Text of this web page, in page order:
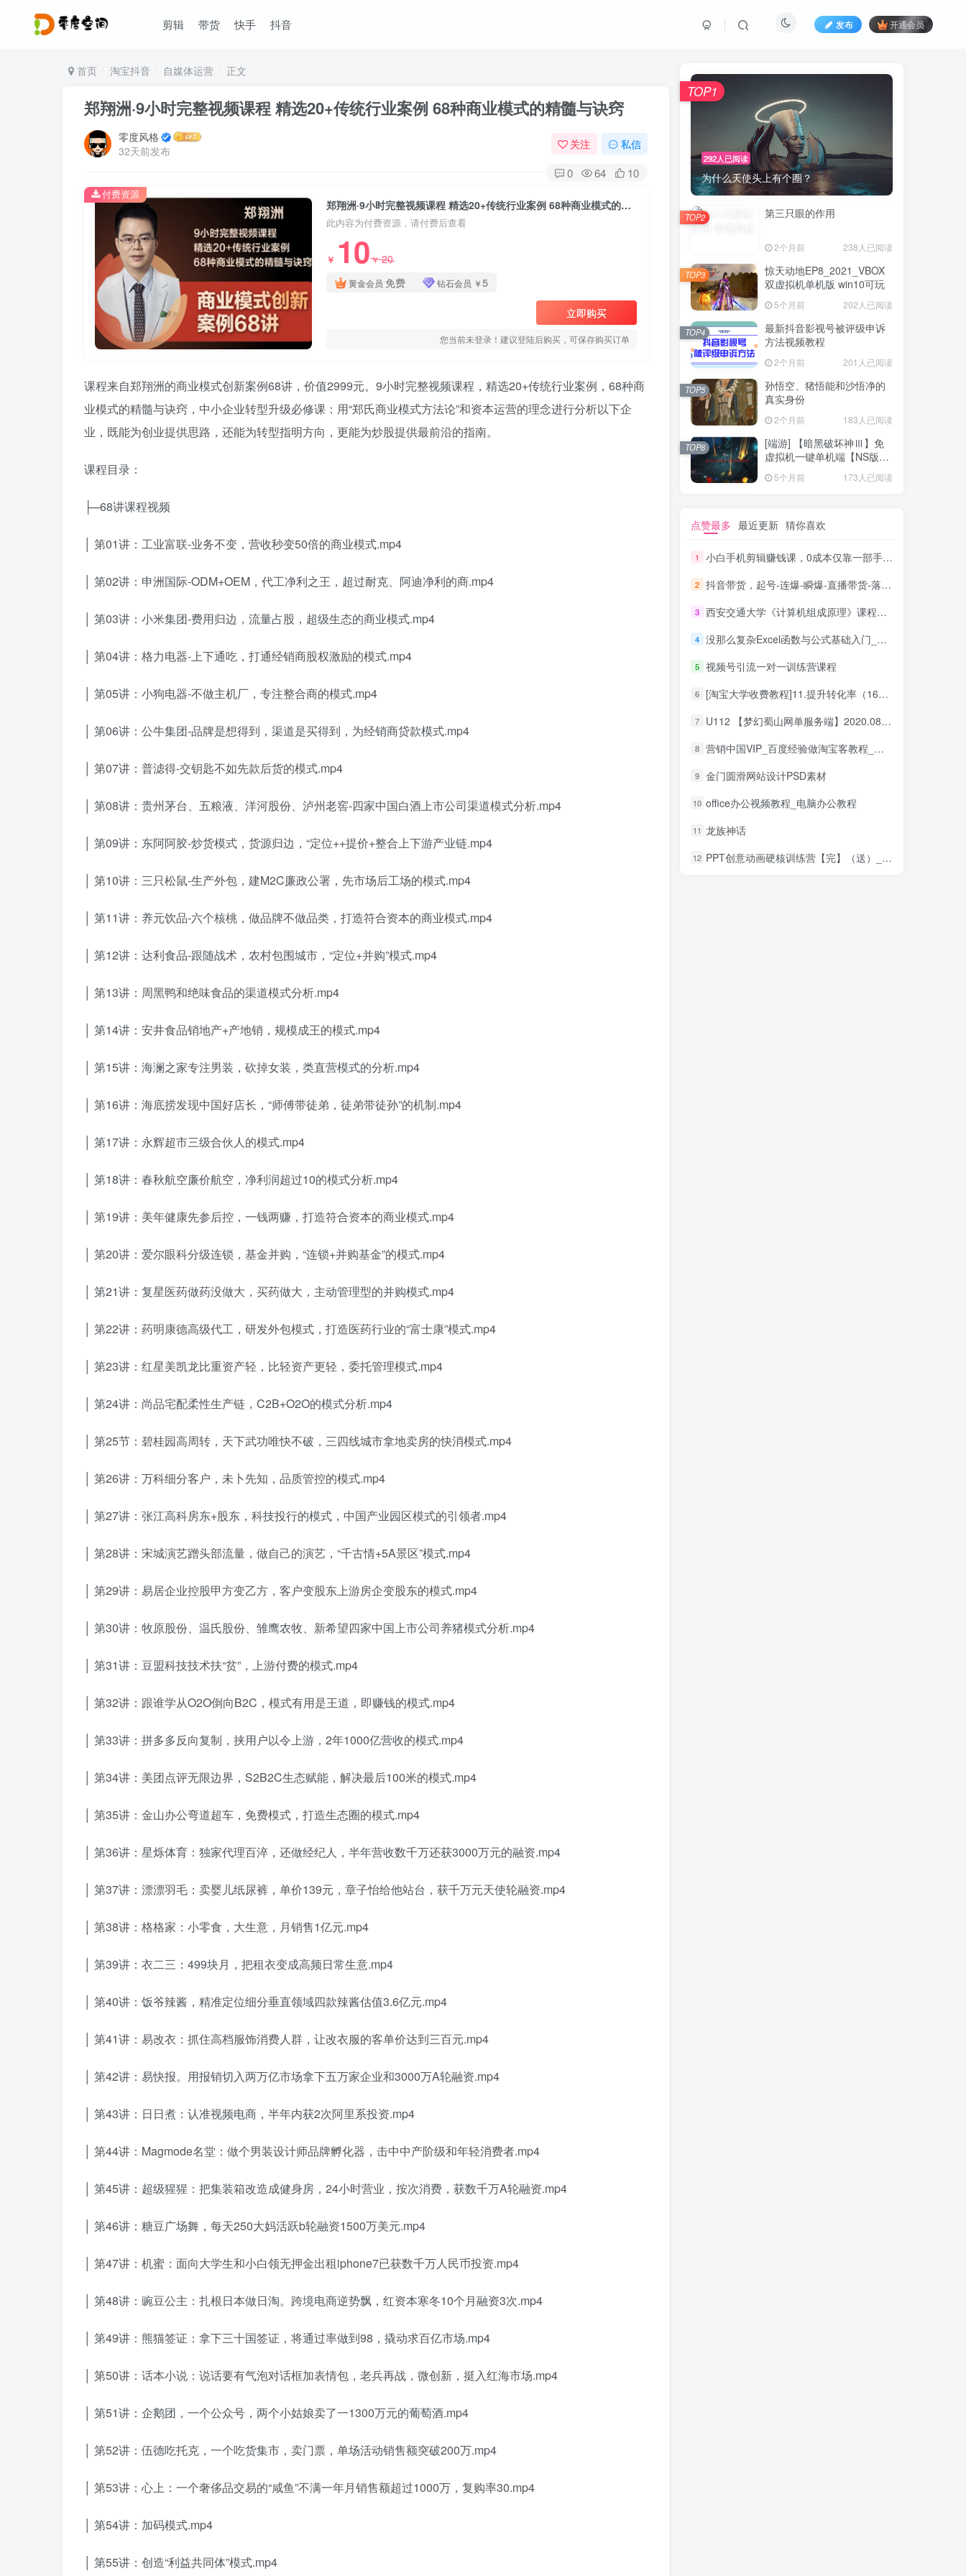
剪辑 带货 快手 抖音 发布 开通会员
首页 淘宝抖音 自媒体运营 正文
郑翔洲·9小时完整视频课程 精选20+传统行业案例 68种商业模式的精髓与诀窍
零度风格
32天前发布
关注 私信
0 64 10
郑翔洲·9小时完整视频课程 精选20+传统行业案例 68种商业模式的精髓与诀窍
此内容为付费资源，请付费后查看
￥ 10￥20
黄金会员 免费 钻石会员 ￥5
立即购买
您当前未登录！建议登陆后购买，可保存购买订单
付费资源
课程来自郑翔洲的商业模式创新案例68讲，价值2999元。9小时完整视频课程，精选20+传统行业案例，68种商
业模式的精髓与诀窍，中小企业转型升级必修课：用“郑氏商业模式方法论”和资本运营的理念进行分析以下企
业，既能为创业提供思路，还能为转型指明方向，更能为炒股提供最前沿的指南。
课程目录：
├─68讲课程视频
│ 第01讲：工业富联-业务不变，营收秒变50倍的商业模式.mp4
│ 第02讲：申洲国际-ODM+OEM，代工净利之王，超过耐克、阿迪净利的商.mp4
│ 第03讲：小米集团-费用归边，流量占股，超级生态的商业模式.mp4
│ 第04讲：格力电器-上下通吃，打通经销商股权激励的模式.mp4
│ 第05讲：小狗电器-不做主机厂，专注整合商的模式.mp4
│ 第06讲：公牛集团-品牌是想得到，渠道是买得到，为经销商贷款模式.mp4
│ 第07讲：普滤得-交钥匙不如先款后货的模式.mp4
│ 第08讲：贵州茅台、五粮液、洋河股份、泸州老窖-四家中国白酒上市公司渠道模式分析.mp4
│ 第09讲：东阿阿胶-炒货模式，货源归边，“定位++提价+整合上下游产业链.mp4
│ 第10讲：三只松鼠-生产外包，建M2C廉政公署，先市场后工场的模式.mp4
│ 第11讲：养元饮品-六个核桃，做品牌不做品类，打造符合资本的商业模式.mp4
│ 第12讲：达利食品-跟随战术，农村包围城市，“定位+并购”模式.mp4
│ 第13讲：周黑鸭和绝味食品的渠道模式分析.mp4
│ 第14讲：安井食品销地产+产地销，规模成王的模式.mp4
│ 第15讲：海澜之家专注男装，砍掉女装，类直营模式的分析.mp4
│ 第16讲：海底捞发现中国好店长，“师傅带徒弟，徒弟带徒孙”的机制.mp4
│ 第17讲：永辉超市三级合伙人的模式.mp4
│ 第18讲：春秋航空廉价航空，净利润超过10的模式分析.mp4
│ 第19讲：美年健康先参后控，一钱两赚，打造符合资本的商业模式.mp4
│ 第20讲：爱尔眼科分级连锁，基金并购，“连锁+并购基金”的模式.mp4
│ 第21讲：复星医药做药没做大，买药做大，主动管理型的并购模式.mp4
│ 第22讲：药明康德高级代工，研发外包模式，打造医药行业的“富士康”模式.mp4
│ 第23讲：红星美凯龙比重资产轻，比轻资产更轻，委托管理模式.mp4
│ 第24讲：尚品宅配柔性生产链，C2B+O2O的模式分析.mp4
│ 第25节：碧桂园高周转，天下武功唯快不破，三四线城市拿地卖房的快消模式.mp4
│ 第26讲：万科细分客户，未卜先知，品质管控的模式.mp4
│ 第27讲：张江高科房东+股东，科技投行的模式，中国产业园区模式的引领者.mp4
│ 第28讲：宋城演艺蹭头部流量，做自己的演艺，“千古情+5A景区”模式.mp4
│ 第29讲：易居企业控股甲方变乙方，客户变股东上游房企变股东的模式.mp4
│ 第30讲：牧原股份、温氏股份、雏鹰农牧、新希望四家中国上市公司养猪模式分析.mp4
│ 第31讲：豆盟科技技术扶“贫”，上游付费的模式.mp4
│ 第32讲：跟谁学从O2O倒向B2C，模式有用是王道，即赚钱的模式.mp4
│ 第33讲：拼多多反向复制，挟用户以令上游，2年1000亿营收的模式.mp4
│ 第34讲：美团点评无限边界，S2B2C生态赋能，解决最后100米的模式.mp4
│ 第35讲：金山办公弯道超车，免费模式，打造生态圈的模式.mp4
│ 第36讲：星烁体育：独家代理百淬，还做经纪人，半年营收数千万还获3000万元的融资.mp4
│ 第37讲：漂漂羽毛：卖婴儿纸尿裤，单价139元，章子怡给他站台，获千万元天使轮融资.mp4
│ 第38讲：格格家：小零食，大生意，月销售1亿元.mp4
│ 第39讲：衣二三：499块月，把租衣变成高频日常生意.mp4
│ 第40讲：饭爷辣酱，精准定位细分垂直领域四款辣酱估值3.6亿元.mp4
│ 第41讲：易改衣：抓住高档服饰消费人群，让改衣服的客单价达到三百元.mp4
│ 第42讲：易快报。用报销切入两万亿市场拿下五万家企业和3000万A轮融资.mp4
│ 第43讲：日日煮：认准视频电商，半年内获2次阿里系投资.mp4
│ 第44讲：Magmode名堂：做个男装设计师品牌孵化器，击中中产阶级和年轻消费者.mp4
│ 第45讲：超级猩猩：把集装箱改造成健身房，24小时营业，按次消费，获数千万A轮融资.mp4
│ 第46讲：糖豆广场舞，每天250大妈活跃b轮融资1500万美元.mp4
│ 第47讲：机蜜：面向大学生和小白领无押金出租iphone7已获数千万人民币投资.mp4
│ 第48讲：豌豆公主：扎根日本做日淘。跨境电商逆势飘，红资本寒冬10个月融资3次.mp4
│ 第49讲：熊猫签证：拿下三十国签证，将通过率做到98，撬动求百亿市场.mp4
│ 第50讲：话本小说：说话要有气泡对话框加表情包，老兵再战，微创新，挺入红海市场.mp4
│ 第51讲：企鹅团，一个公众号，两个小姑娘卖了一1300万元的葡萄酒.mp4
│ 第52讲：伍德吃托克，一个吃货集市，卖门票，单场活动销售额突破200万.mp4
│ 第53讲：心上：一个奢侈品交易的“咸鱼”不满一年月销售额超过1000万，复购率30.mp4
│ 第54讲：加码模式.mp4
│ 第55讲：创造“利益共同体”模式.mp4
292人已阅读
为什么天使头上有个圈？
TOP1
第三只眼的作用
2个月前 238人已阅读
TOP2
惊天动地EP8_2021_VBOX
双虚拟机单机版 win10可玩
5个月前 202人已阅读
TOP3
最新抖音影视号被评级申诉
方法视频教程
2个月前 201人已阅读
TOP4
孙悟空、猪悟能和沙悟净的
真实身份
2个月前 183人已阅读
TOP5
[端游] 【暗黑破坏神Ⅲ】免
虚拟机一键单机端【NS版
5个月前 173人已阅读
TOP6
点赞最多 最近更新 猜你喜欢
1 小白手机剪辑赚钱课，0成本仅靠一部手机，拍摄剪辑短视频年收入60万+
2 抖音带货，起号-连爆-瞬爆-直播带货-落地实操课程（价值1980元）
3 西安交通大学《计算机组成原理》课程视频（54讲）_电脑办公教程
4 没那么复杂Excel函数与公式基础入门_电脑办公教程
5 视频号引流一对一训练营课程
6 [淘宝大学收费教程]11.提升转化率（16节）_电商运营教程
7 U112 【梦幻蜀山网单服务端】2020.08月末最新网页游戏一键安装客户端修复版
8 营销中国VIP_百度经验做淘宝客教程_网赚教程
9 金门圆滑网站设计PSD素材
10 office办公视频教程_电脑办公教程
11 龙族神话
12 PPT创意动画硬核训练营【完】（送）_电脑办公教程